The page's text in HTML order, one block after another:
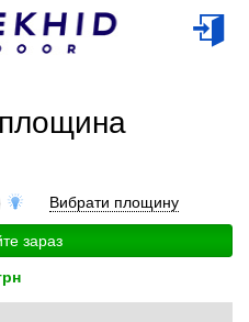
Вибрати площину
зараз